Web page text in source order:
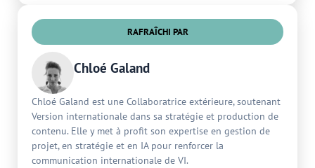
RAFRAÎCHI PAR
Chloé Galand
Chloé Galand est une Collaboratrice extérieure, soutenant
Version internationale dans sa stratégie et production de
contenu. Elle y met à profit son expertise en gestion de
projet, en stratégie et en IA pour renforcer la
communication internationale de VI.